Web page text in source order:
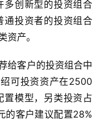
多创新型的投资组合
通投资者的投资组合
资产。
给客户的投资组合中
可投资资产在2500
置模型，另类投资占
的客户建议配置28%